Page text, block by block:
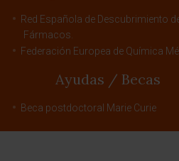
Red Española de Descubrimiento
Fármacos.
Federación Europea de Química
Ayudas / Becas
Beca postdoctoral Marie Curie